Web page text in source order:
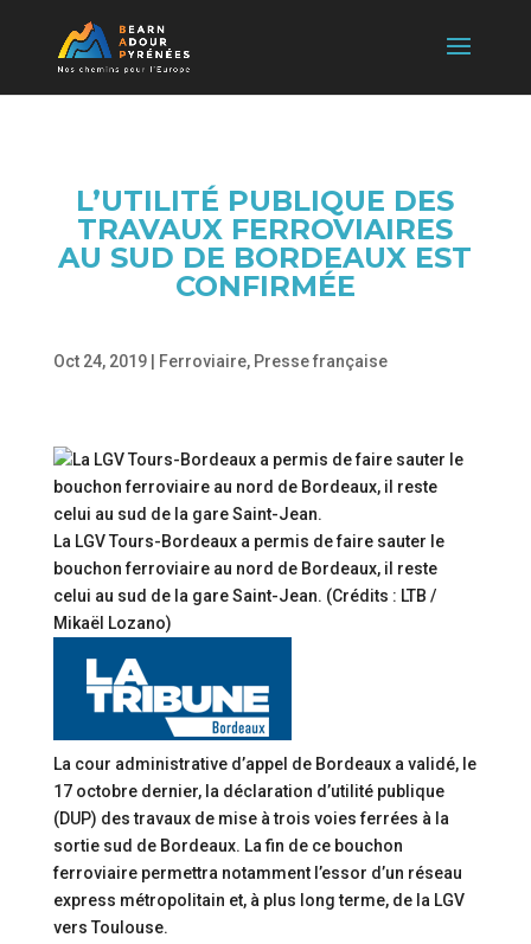
L’UTILITÉ PUBLIQUE DES
TRAVAUX FERROVIAIRES
AU SUD DE BORDEAUX EST
CONFIRMÉE
Oct 24, 2019| Ferroviaire, Presse française
La LGV Tours-Bordeaux a permis de faire sauter le
bouchon ferroviaire au nord de Bordeaux, il reste
celui au sud de la gare Saint-Jean. (Crédits : LTB /
Mikaël Lozano)
La cour administrative d’appel de Bordeaux a validé, le
17 octobre dernier, la déclaration d’utilité publique
(DUP) des travaux de mise à trois voies ferrées à la
sortie sud de Bordeaux. La fin de ce bouchon
ferroviaire permettra notamment l’essor d’un réseau
express métropolitain et, à plus long terme, de la LGV
vers Toulouse.